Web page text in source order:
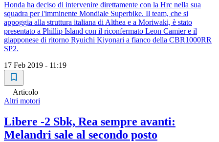
Honda ha deciso di intervenire direttamente con la Hrc nella sua
squadra per l'imminente Mondiale Superbike. Il team, che si
appoggia alla struttura italiana di Althea e a Moriwaki, è stato
presentato a Phillip Island con il riconfermato Leon Camier e il
giapponese di ritorno Ryuichi Kiyonari a fianco della CBR1000RR
SP2.
17 Feb 2019 - 11:19
Articolo
Altri motori
Libere -2 Sbk, Rea sempre avanti:
Melandri sale al secondo posto